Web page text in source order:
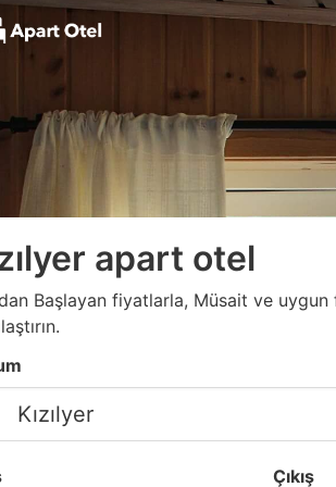
apart otel
Başlayan fiyatlarla, Müsait ve uygun
Çıkış